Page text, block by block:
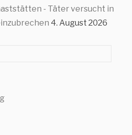
- Täter versucht in
4. August 2026